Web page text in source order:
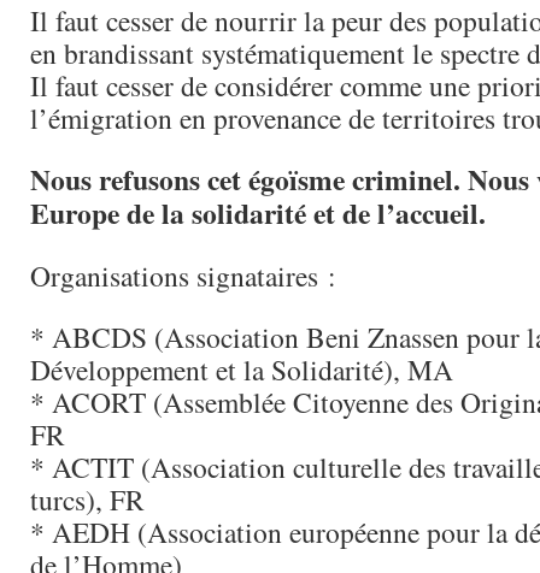
Il faut cesser de nourrir la peur des
en brandissant systématiquement le spectre
Il faut cesser de considérer comme une
l’émigration en provenance de territoires
Nous refusons cet égoïsme criminel. Nous
Europe de la solidarité et de l’accueil.
Organisations signataires :
* ABCDS (Association Beni Znassen pour
Développement et la Solidarité), MA
* ACORT (Assemblée Citoyenne des
FR
* ACTIT (Association culturelle des
turcs), FR
* AEDH (Association européenne pour la
de l’Homme)